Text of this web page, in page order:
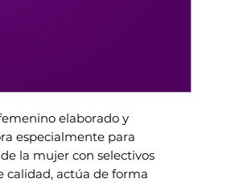
elaborado y
especialmente para
la mujer con selectivos
calidad, actúa de forma